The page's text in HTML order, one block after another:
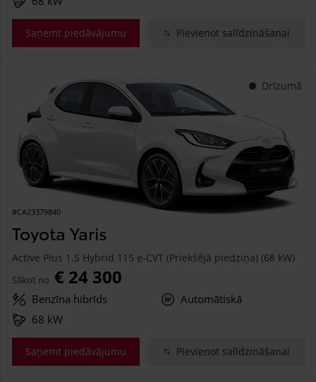
Saņemt piedāvājumu Pievienot salīdzināšanai
Drīzumā
#CA23379840
Toyota Yaris
Active Plus 1.5 Hybrid 115 e-CVT (Priekšējā piedziņa) (68 kW)
Sākot no € 24 300
Benzīna hibrīds
Automātiskā
68 kW
Saņemt piedāvājumu Pievienot salīdzināšanai